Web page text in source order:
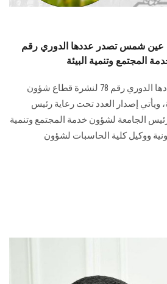
عين شمس تصدر عددها الدوري رقم
تصدر البوابة الإلكترونية عددها الدوري رقم 78 لنشرة قطاع شؤون
خدمة ‏المجتمع وتنمية البيئة‎، ويأتي إصدار العدد تحت رعاية رئيس
الجامعة لشؤون خدمة المجتمع وتنمية
ووكيل كلية الحاسبات لشؤون